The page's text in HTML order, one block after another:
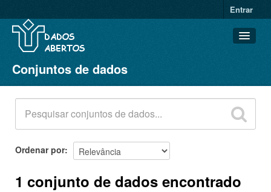
Entrar
Conjuntos de dados
Organizações
Grupos
Sobre
Conjuntos de dados
Ordenar por
1 conjunto de dados encontrado